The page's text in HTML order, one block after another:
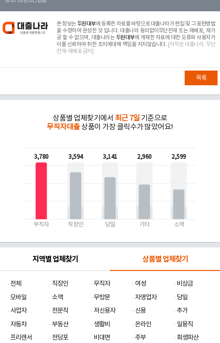
본 정보는 두원대부에 등록한 자료를 바탕으로 대출나라가 편집 및 그 표현방법
을 수정하여 완성한 것 입니다. 대출나라 동의없이무단전재 또는 재배포, 재가
공 할 수 없으며, 대출나라는 두원대부에 게재한 자료에 대한 오류와 사용자가
이를 신뢰하여 취한 조치에대해 책임을 지지않습니다. [저작권 대출나라. 무단
전재-재배포 금지]
목록
상품별 업체찾기에서 최근 7일 기준으로
무직자대출상품이 가장 클릭수가 많았어요!
3,780
무직자
3,594
직장인
3,141
당일
2,960
기타
2,599
소액
지역별 업체찾기 상품별 업체찾기
전체 직장인 무직자 여성
비상금
모바일
소액 무방문 자영업자
당일
사업자
전문직 저신용자 신용
추가
자동차
부동산 생활비 온라인
일용직
프리랜서
전당포 비대면 주부
회생파산